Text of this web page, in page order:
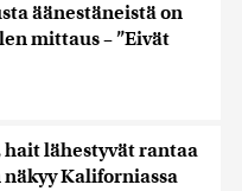
äänestäneistä on
mittaus – ”Eivät
lähestyvät rantaa
Kaliforniassa